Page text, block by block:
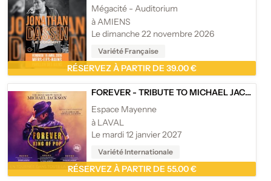
Mégacité - Auditorium
à AMIENS
Le dimanche 22 novembre 2026
Variété Française
RÉSERVEZ À PARTIR DE 39.00 €
FOREVER - TRIBUTE TO MICHAEL JACKSON
Espace Mayenne
à LAVAL
Le mardi 12 janvier 2027
Variété Internationale
RÉSERVEZ À PARTIR DE 55.00 €